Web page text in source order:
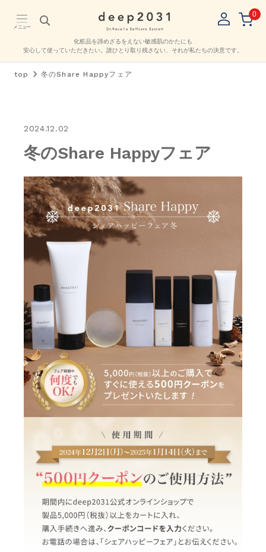
メニュー
0
化粧品を諦めざるをえない敏感肌のかたにも
安心して使っていただきたい。 誰ひとり取り残さない、それが私たちの決意です。
top 冬のShare Happyフェア
2024.12.02
冬のShare Happyフェア